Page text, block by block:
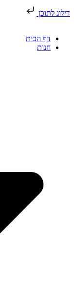
דילוג לתוכן
דף הבית
חנות